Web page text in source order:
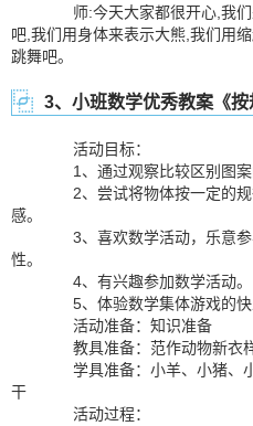
师:今天大家都很开心,我们
吧,我们用身体来表示大熊,我们用
跳舞吧。
3、小班数学优秀教案《
活动目标：
1、通过观察比较区别图案
2、尝试将物体按一定的规
感。
3、喜欢数学活动，乐意参
性。
4、有兴趣参加数学活动。
5、体验数学集体游戏的快
活动准备：知识准备
教具准备：范作动物新衣
学具准备：小羊、小猪、
干
活动过程：